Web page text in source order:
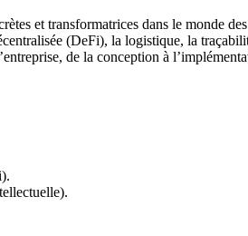
et transformatrices dans le monde
(DeFi), la logistique, la
de la conception à